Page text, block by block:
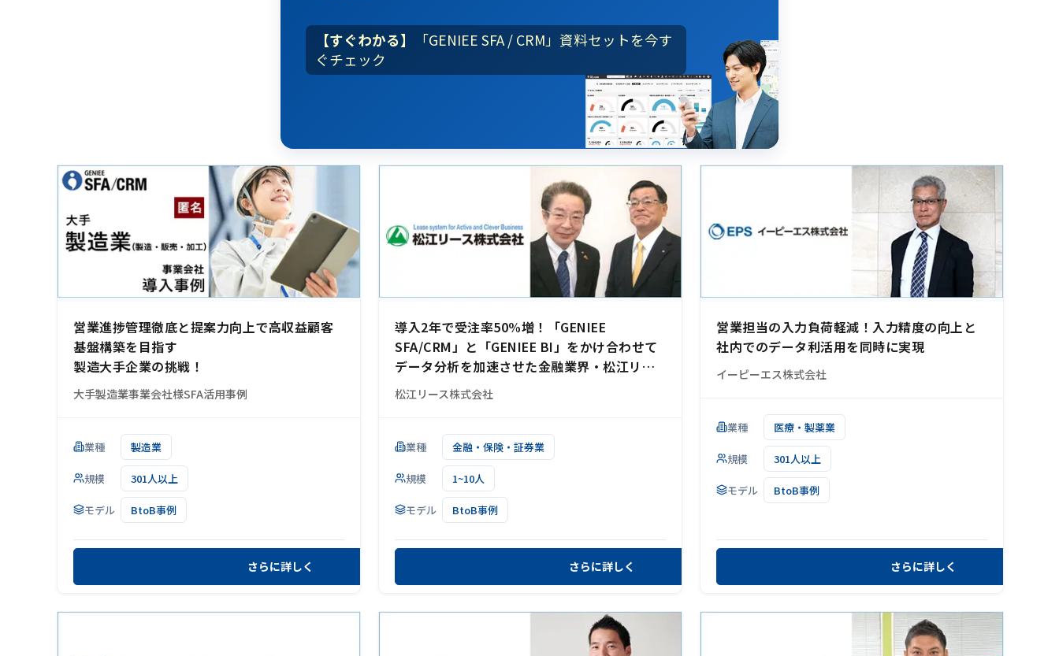
【すぐわかる】
「GENIEE SFA / CRM」資料セットを今す
ぐチェック
営業進捗管理徹底と提案力向上で高収益顧客
基盤構築を目指す
製造大手企業の挑戦！
大手製造業事業会社様SFA活用事例
業種 製造業
規模 301人以上
モデル BtoB事例
さらに詳しく
導入2年で受注率50%増！「GENIEE
SFA/CRM」と「GENIEE BI」をかけ合わせて
データ分析を加速させた金融業界・松江リー
ス様の事例
松江リース株式会社
業種 金融・保険・証券業
規模 1~10人
モデル BtoB事例
さらに詳しく
営業担当の入力負荷軽減！入力精度の向上と
社内でのデータ利活用を同時に実現
イーピーエス株式会社
業種 医療・製薬業
規模 301人以上
モデル BtoB事例
さらに詳しく